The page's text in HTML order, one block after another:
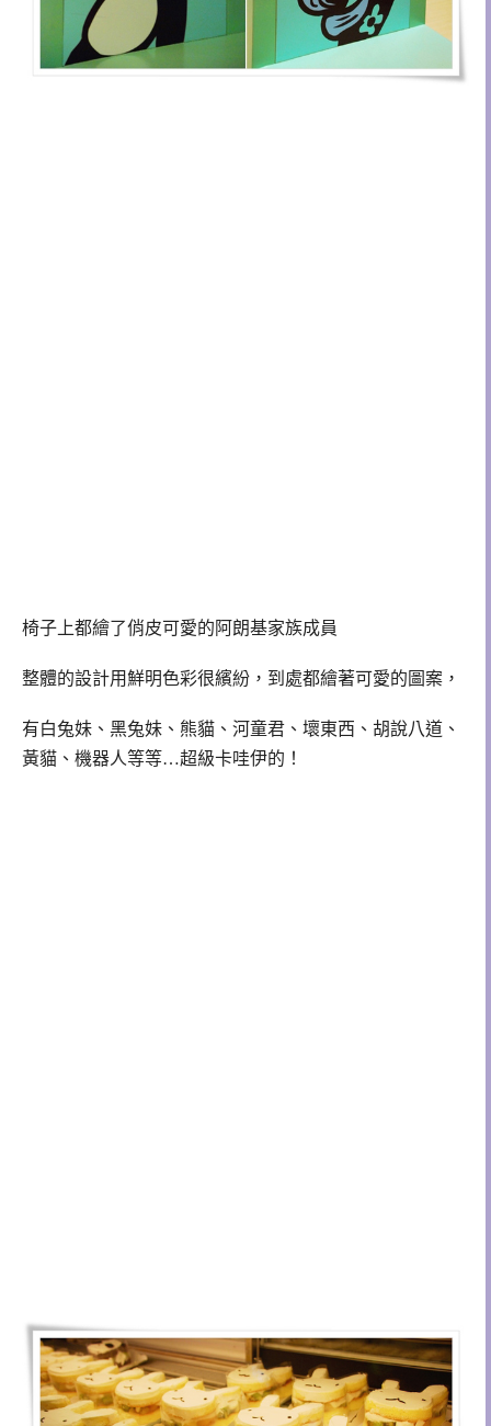
椅子上都繪了俏皮可愛的阿朗基家族成員
整體的設計用鮮明色彩很繽紛，到處都繪著可愛的圖案，
有白兔妹、黑兔妹、熊貓、河童君、壞東西、胡說八道、
黃貓、機器人等等…超級卡哇伊的！